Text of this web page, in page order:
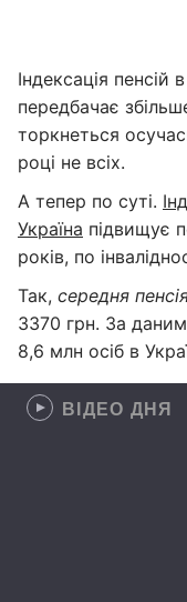
Індексація пенсій
передбачає
торкнеться
році не всіх.
А тепер по суті.
Україна підвищує
років, по
Так, середня
3370 грн. За
8,6 млн осіб в
ВІДЕО ДНЯ